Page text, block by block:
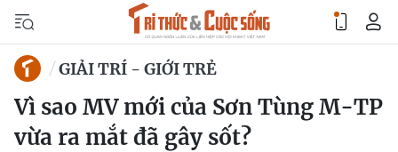
GIẢI TRÍ - GIỚI TRẺ
Vì sao MV mới của Sơn Tùng M-TP
vừa ra mắt đã gây sốt?